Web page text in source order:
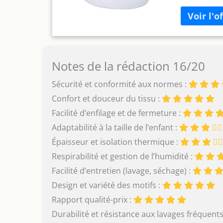
et boutons
100%
standards
Notes de la rédaction 16/20
Sécurité et conformité aux normes :
Confort et douceur du tissu :
Facilité d’enfilage et de fermeture :
Adaptabilité à la taille de l’enfant :
Épaisseur et isolation thermique :
Respirabilité et gestion de l’humidité :
Facilité d’entretien (lavage, séchage) :
Design et variété des motifs :
Rapport qualité-prix :
Durabilité et résistance aux lavages